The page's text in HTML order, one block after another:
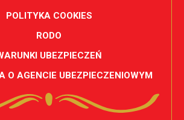
POLITYKA COOKIES
RODO
UBEZPIECZEŃ
O AGENCIE UBEZPIECZENIOWYM